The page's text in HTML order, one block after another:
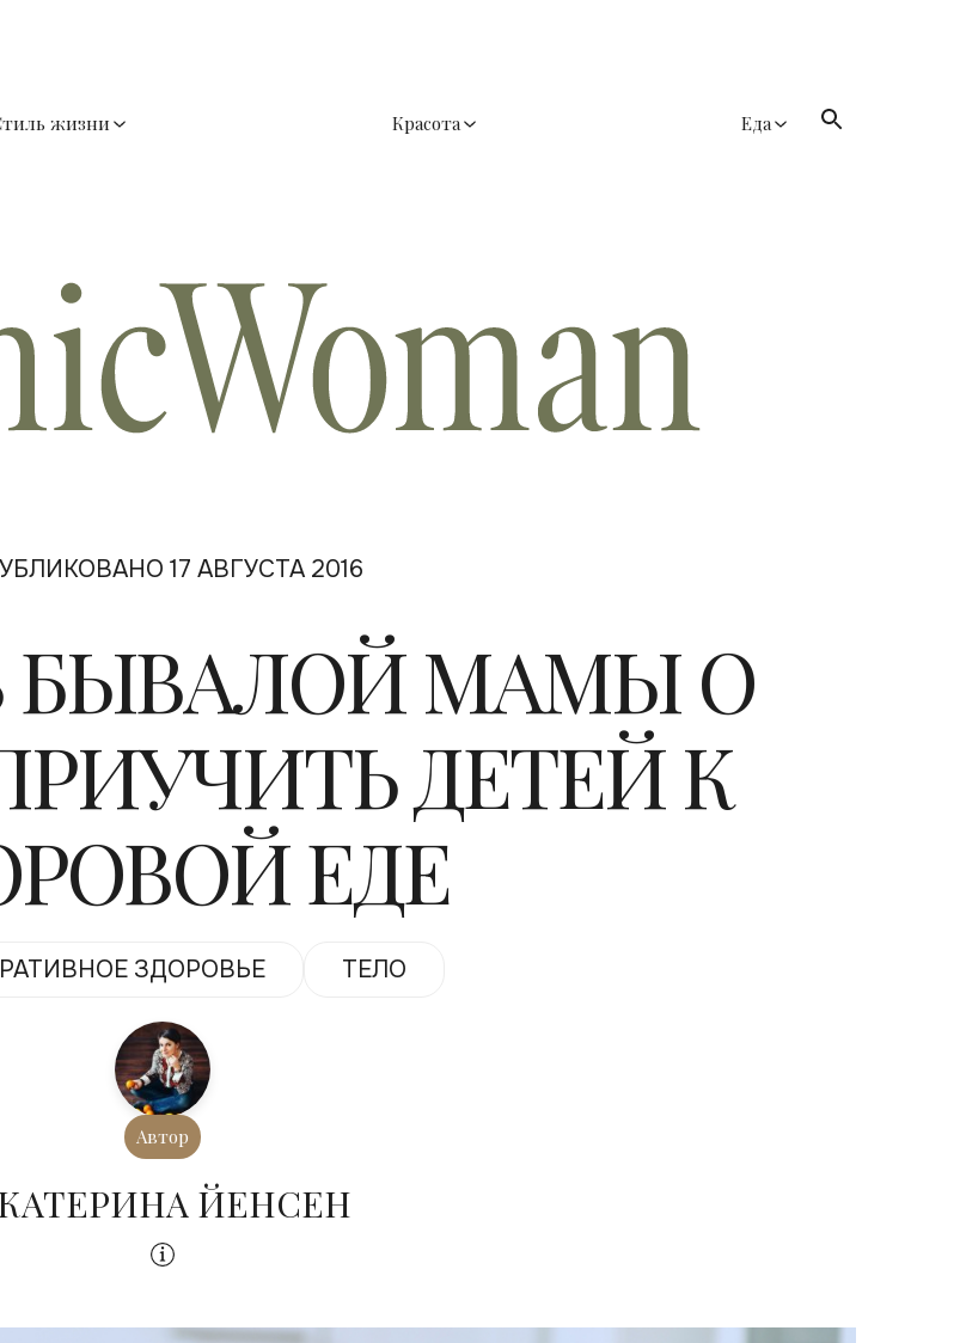
жизни Красота Еда
17 АВГУСТА 2016
БЫВАЛОЙ МАМЫ О
ДЕТЕЙ К
ЕДЕ
ЗДОРОВЬЕ ТЕЛО
Автор
ЙЕНСЕН